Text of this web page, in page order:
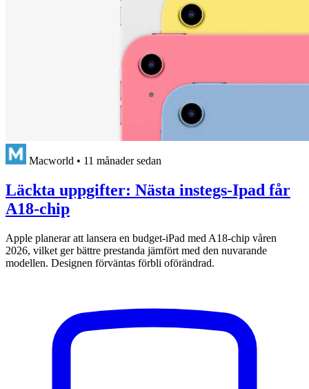
Macworld • 11 månader sedan
Läckta uppgifter: Nästa instegs-Ipad får
A18-chip
Apple planerar att lansera en budget-iPad med A18-chip våren
2026, vilket ger bättre prestanda jämfört med den nuvarande
modellen. Designen förväntas förbli oförändrad.